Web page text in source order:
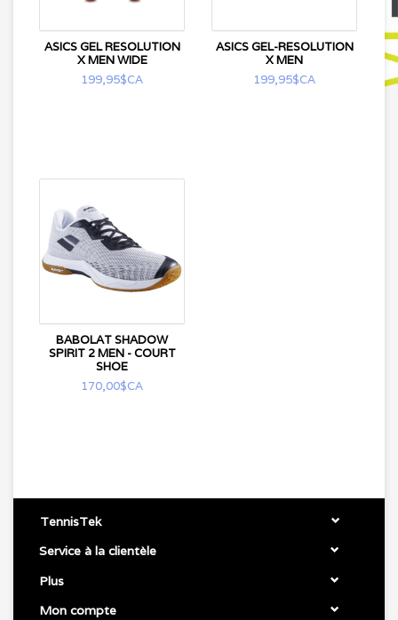
ASICS GEL RESOLUTION
X MEN WIDE
199,95$CA
ASICS GEL-RESOLUTION
X MEN
199,95$CA
BABOLAT SHADOW
SPIRIT 2 MEN - COURT
SHOE
170,00$CA
TennisTek
Service à la clientèle
Plus
Mon compte